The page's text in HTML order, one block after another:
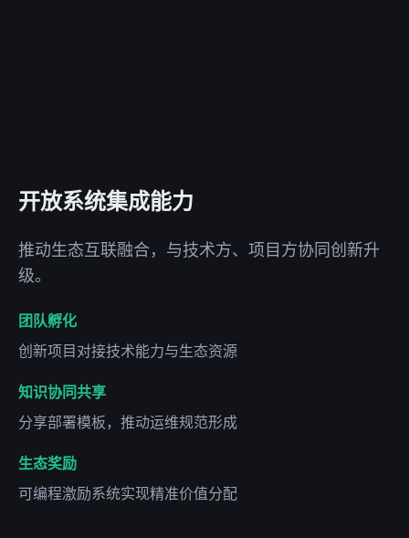
开放系统集成能力
推动生态互联融合，与技术方、项目方协同创新升
级。
团队孵化
创新项目对接技术能力与生态资源
知识协同共享
分享部署模板，推动运维规范形成
生态奖励
可编程激励系统实现精准价值分配